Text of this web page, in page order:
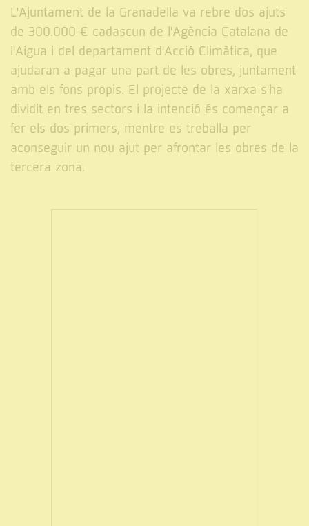
L'Ajuntament de la Granadella va rebre dos ajuts
de 300.000 € cadascun de l'Agència Catalana de
l'Aigua i del departament d'Acció Climàtica, que
ajudaran a pagar una part de les obres, juntament
amb els fons propis. El projecte de la xarxa s'ha
dividit en tres sectors i la intenció és començar a
fer els dos primers, mentre es treballa per
aconseguir un nou ajut per afrontar les obres de la
tercera zona.